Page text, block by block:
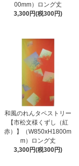
00mm）ロング丈
3,300円(税300円)
和風のれんタペストリー
【市松文様くずし（紅
赤）】（W850xH1800m
m）ロング丈
3,300円(税300円)